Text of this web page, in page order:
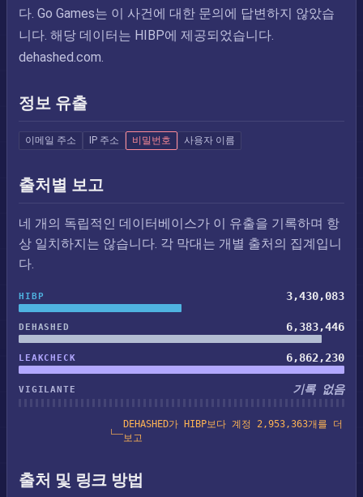
다. Go Games는 이 사건에 대한 문의에 답변하지 않았습
니다. 해당 데이터는 HIBP에 제공되었습니다.
dehashed.com.
정보 유출
이메일 주소 IP 주소 비밀번호 사용자 이름
출처별 보고
네 개의 독립적인 데이터베이스가 이 유출을 기록하며 항
상 일치하지는 않습니다. 각 막대는 개별 출처의 집계입니
다.
HIBP 3,430,083
DEHASHED 6,383,446
LEAKCHECK 6,862,230
VIGILANTE 기록 없음
DEHASHED가 HIBP보다 계정 2,953,363개를 더
보고
출처 및 링크 방법